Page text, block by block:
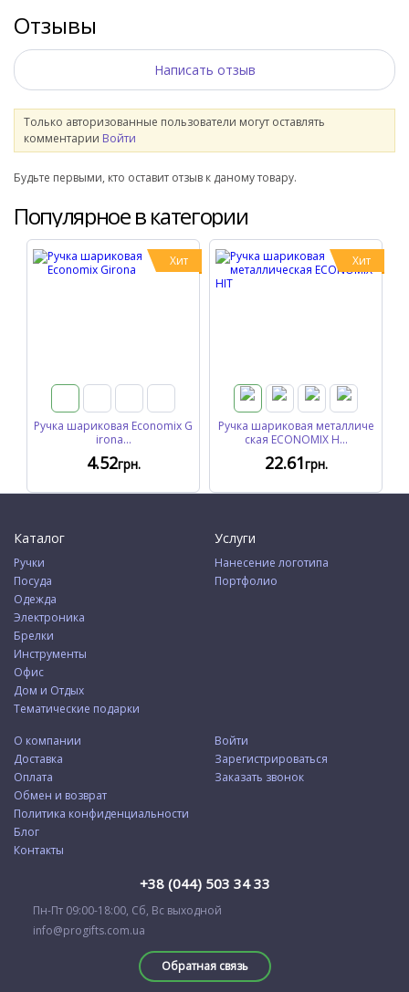
Отзывы
Написать отзыв
Только авторизованные пользователи могут оставлять
комментарии Войти
Будьте первыми, кто оставит отзыв к даному товару.
Популярное в категории
Хит
Ручка шариковая Economix G
irona...
4.52грн.
Хит
Ручка шариковая металличе
ская ECONOMIX H...
22.61грн.
Каталог
Ручки
Посуда
Одежда
Электроника
Брелки
Инструменты
Офис
Дом и Отдых
Тематические подарки
Услуги
Нанесение логотипа
Портфолио
О компании
Доставка
Оплата
Обмен и возврат
Политика конфиденциальности
Блог
Контакты
Войти
Зарегистрироваться
Заказать звонок
+38 (044) 503 34 33
Пн-Пт 09:00-18:00, Сб, Вс выходной
info@progifts.com.ua
Обратная связь